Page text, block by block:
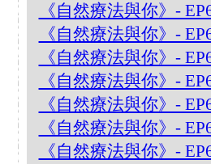
《自然療法與你》-
《自然療法與你》-
《自然療法與你》-
《自然療法與你》-
《自然療法與你》-
《自然療法與你》-
《自然療法與你》-